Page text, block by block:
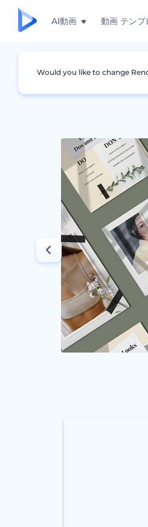
AI動画 動画 テンプ
グラフィック イ
Would you like to change